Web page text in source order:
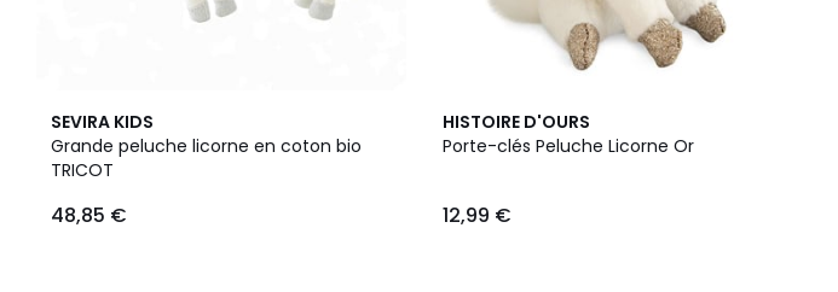
SEVIRA KIDS
Grande peluche licorne en coton bio
TRICOT
48,85 €
HISTOIRE D'OURS
Porte-clés Peluche Licorne Or
12,99 €